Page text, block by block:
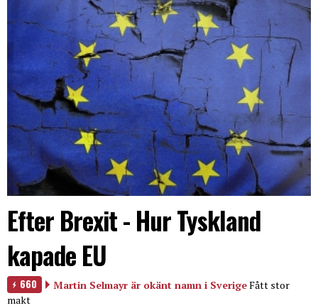
Efter Brexit - Hur Tyskland
kapade EU
660 Martin Selmayr är okänt namn i SverigeFått stor
makt